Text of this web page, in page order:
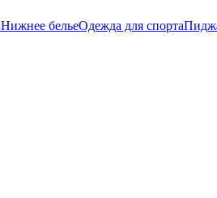
Нижнее бельеОдежда для спорта